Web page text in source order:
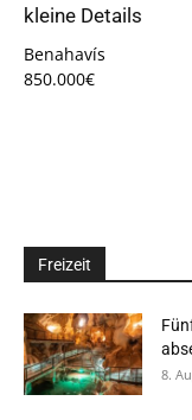
kleine Details
Benahavís
850.000€
Freizeit
8.